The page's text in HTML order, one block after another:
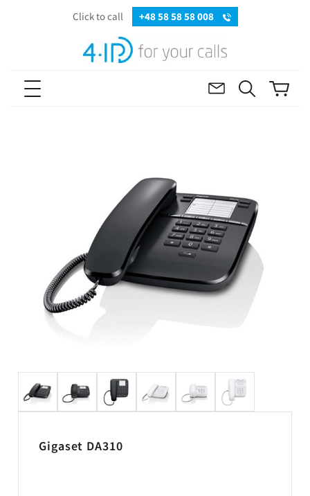
Click to call +48 58 58 58 008
Gigaset DA310